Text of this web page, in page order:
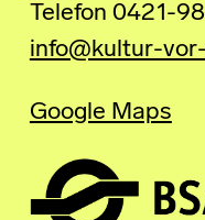
Telefon 0421-
info@kultur-
Google Maps